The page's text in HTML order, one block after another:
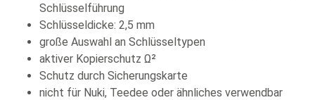
Schlüsselführung
Schlüsseldicke: 2,5 mm
große Auswahl an Schlüsseltypen
aktiver Kopierschutz Ω²
Schutz durch Sicherungskarte
nicht für Nuki, Teedee oder ähnliches verwendbar